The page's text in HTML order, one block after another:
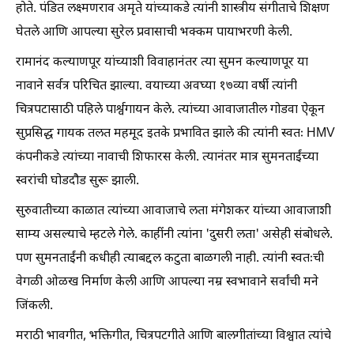
होते. पंडित लक्ष्मणराव अमृते यांच्याकडे त्यांनी शास्त्रीय संगीताचे शिक्षण
घेतले आणि आपल्या सुरेल प्रवासाची भक्कम पायाभरणी केली.
रामानंद कल्याणपूर यांच्याशी विवाहानंतर त्या सुमन कल्याणपूर या
नावाने सर्वत्र परिचित झाल्या. वयाच्या अवघ्या १७व्या वर्षी त्यांनी
चित्रपटासाठी पहिले पार्श्वगायन केले. त्यांच्या आवाजातील गोडवा ऐकून
सुप्रसिद्ध गायक तलत महमूद इतके प्रभावित झाले की त्यांनी स्वतः HMV
कंपनीकडे त्यांच्या नावाची शिफारस केली. त्यानंतर मात्र सुमनताईंच्या
स्वरांची घोडदौड सुरू झाली.
सुरुवातीच्या काळात त्यांच्या आवाजाचे लता मंगेशकर यांच्या आवाजाशी
साम्य असल्याचे म्हटले गेले. काहींनी त्यांना 'दुसरी लता' असेही संबोधले.
पण सुमनताईंनी कधीही त्याबद्दल कटुता बाळगली नाही. त्यांनी स्वतःची
वेगळी ओळख निर्माण केली आणि आपल्या नम्र स्वभावाने सर्वांची मने
जिंकली.
मराठी भावगीत, भक्तिगीत, चित्रपटगीते आणि बालगीतांच्या विश्वात त्यांचे